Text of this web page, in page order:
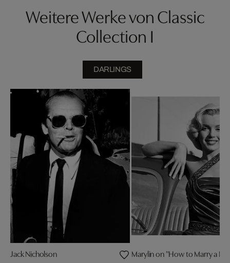
Weitere Werke von Classic
Collection I
DARLINGS
Jack Nicholson